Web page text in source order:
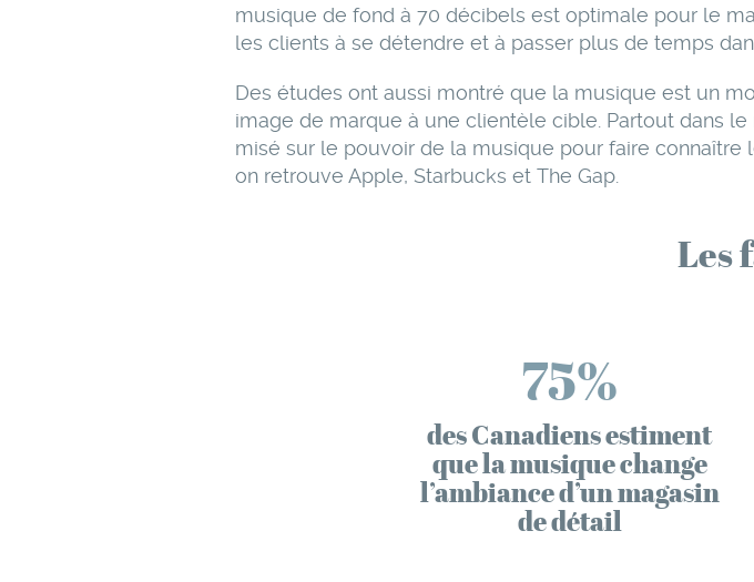
musique de fond à 70 décibels est optimale pour le
les clients à se détendre et à passer plus de temps
Des études ont aussi montré que la musique est un
image de marque à une clientèle cible. Partout dans
misé sur le pouvoir de la musique pour faire
on retrouve Apple, Starbucks et The Gap.
Les
75%
des Canadiens estiment
que la musique change
l’ambiance d’un magasin
de détail